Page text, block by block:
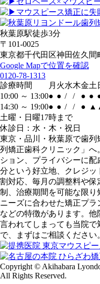
マウスピース矯正に失
秋葉原駅徒歩3分
〒101-0025
東京都千代田区神田佐久間
Google Mapで位置を確認
0120-78-1313
診療時間
月 火水木金土
10:00 ～ 13:00● ● / / ● ●
14:30 ～ 19:00● ● / / ● ▲
土曜・日曜17時まで
休診日：水・木・祝日
東京・品川・秋葉原で歯
列矯正歯科クリニック」
ション、プライバシーに
分という好立地、クレジ
割対応、毎月の調整料や
制、治療期間を可能な限
ニーズに合わせた矯正プ
などの特徴があります。
言われてしまっても当院
で、まずはご相談ください
Copyright © Akihabara
All Rights Reserved.